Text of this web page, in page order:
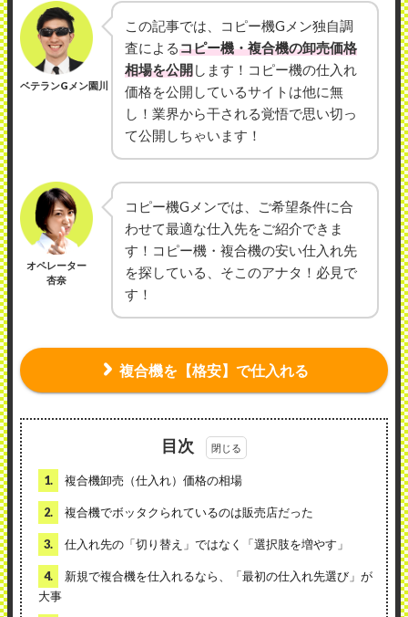
ベテランGメン園川
この記事では、コピー機Gメン独自調
査によるコピー機・複合機の卸売価格
相場を公開 します！コピー機の仕入れ
価格を公開しているサイトは他に無
し！業界から干される覚悟で思い切っ
て公開しちゃいます！
オペレーター
杏奈
コピー機Gメンでは、ご希望条件に合
わせて最適な仕入先をご紹介できま
す！コピー機・複合機の安い仕入れ先
を探している、そこのアナタ！必見で
す！
複合機を【格安】で仕入れる
目次
1. 複合機卸売（仕入れ）価格の相場
2. 複合機でボッタクられているのは販売店だった
3. 仕入れ先の「切り替え」ではなく「選択肢を増やす」
4.
新規で複合機を仕入れるなら、「最初の仕入れ先選び」が
大事